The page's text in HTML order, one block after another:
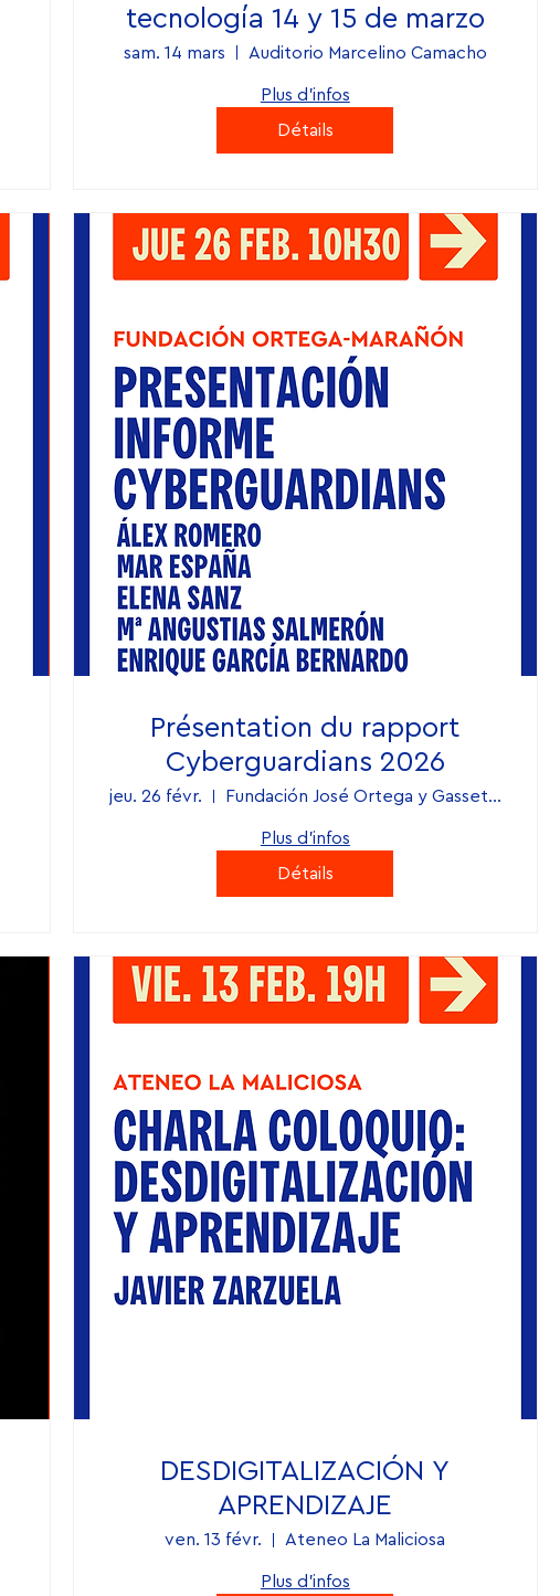
tecnología 14 y 15 de marzo
sam. 14 mars Auditorio Marcelino Camacho
Plus d'infos
Détails
Présentation du rapport
Cyberguardians 2026
jeu. 26 févr. Fundación José Ortega y Gasset - Gregori
Plus d'infos
Détails
DESDIGITALIZACIÓN Y
APRENDIZAJE
ven. 13 févr. Ateneo La Maliciosa
Plus d'infos